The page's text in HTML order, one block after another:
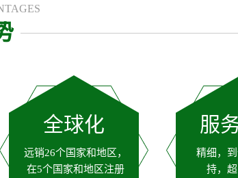
全球化
远销26个国家和地区，
在5个国家和地区注册
服
精细，
持，超